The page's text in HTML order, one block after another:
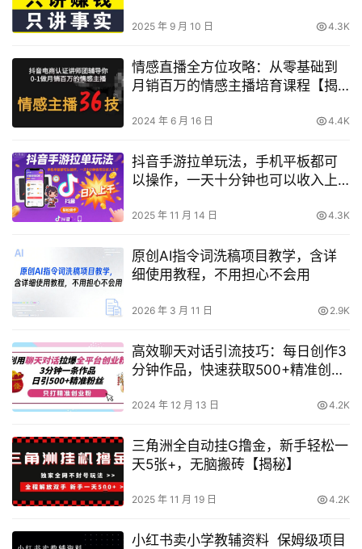
2025 年 9 月 10 日 4.3K
情感直播全方位攻略：从零基础到
月销百万的情感主播培育课程【揭
2024 年 6 月 16 日 4.4K
抖音手游拉单玩法，手机平板都可
以操作，一天十分钟也可以收入上
2025 年 11 月 14 日 4.3K
原创AI指令词洗稿项目教学，含详
细使用教程，不用担心不会用
2026 年 3 月 11 日 2.9K
高效聊天对话引流技巧：每日创作3
分钟作品，快速获取500+精准创业
2024 年 12 月 13 日 4.2K
三角洲全自动挂G撸金，新手轻松一
天5张+，无脑搬砖【揭秘】
2025 年 11 月 19 日 4.2K
小红书卖小学教辅资料 保姆级项目